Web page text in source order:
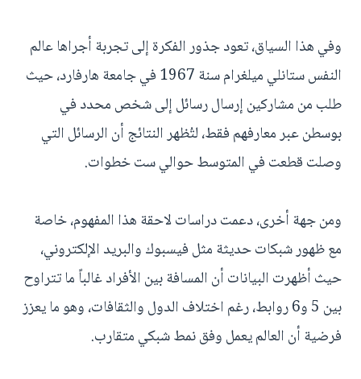
وفي هذا السياق، تعود جذور الفكرة إلى تجربة أجراها عالم
النفس ستانلي ميلغرام سنة 1967 في جامعة هارفارد، حيث
طلب من مشاركين إرسال رسائل إلى شخص محدد في
بوسطن عبر معارفهم فقط، لتُظهر النتائج أن الرسائل التي
وصلت قطعت في المتوسط حوالي ست خطوات.
ومن جهة أخرى، دعمت دراسات لاحقة هذا المفهوم، خاصة
مع ظهور شبكات حديثة مثل فيسبوك والبريد الإلكتروني،
حيث أظهرت البيانات أن المسافة بين الأفراد غالباً ما تتراوح
بين 5 و6 روابط، رغم اختلاف الدول والثقافات، وهو ما يعزز
فرضية أن العالم يعمل وفق نمط شبكي متقارب.